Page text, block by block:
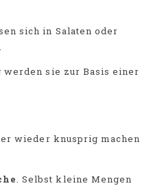
sich in Salaten oder
werden sie zur Basis einer
wieder knusprig machen
. Selbst kleine Mengen